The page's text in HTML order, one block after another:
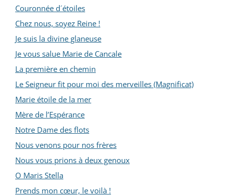
Couronnée d´étoiles
Chez nous, soyez Reine !
Je suis la divine glaneuse
Je vous salue Marie de Cancale
La première en chemin
Le Seigneur fit pour moi des merveilles (Magnificat)
Marie étoile de la mer
Mère de l’Espérance
Notre Dame des flots
Nous venons pour nos frères
Nous vous prions à deux genoux
O Maris Stella
Prends mon cœur, le voilà !